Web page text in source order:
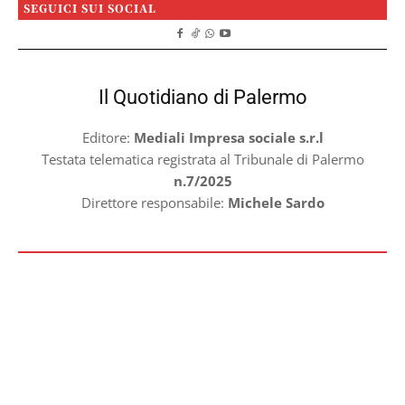
SEGUICI SUI SOCIAL
Il Quotidiano di Palermo
Editore: Mediali Impresa sociale s.r.l
Testata telematica registrata al Tribunale di Palermo
n.7/2025
Direttore responsabile: Michele Sardo